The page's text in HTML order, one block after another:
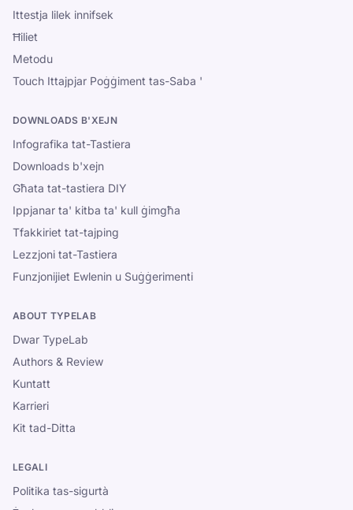
Ittestja lilek innifsek
Ħiliet
Metodu
Touch Ittajpjar Poġġiment tas-Saba '
DOWNLOADS B'XEJN
Infografika tat-Tastiera
Downloads b'xejn
Għata tat-tastiera DIY
Ippjanar ta' kitba ta' kull ġimgħa
Tfakkiriet tat-tajping
Lezzjoni tat-Tastiera
Funzjonijiet Ewlenin u Suġġerimenti
ABOUT TYPELAB
Dwar TypeLab
Authors & Review
Kuntatt
Karrieri
Kit tad-Ditta
LEGALI
Politika tas-sigurtà